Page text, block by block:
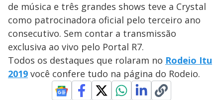
de música e três grandes shows teve a Crystal
como patrocinadora oficial pelo terceiro ano
consecutivo. Sem contar a transmissão
exclusiva ao vivo pelo Portal R7.
Todos os destaques que rolaram no Rodeio Itu
2019 você confere tudo na página do Rodeio.